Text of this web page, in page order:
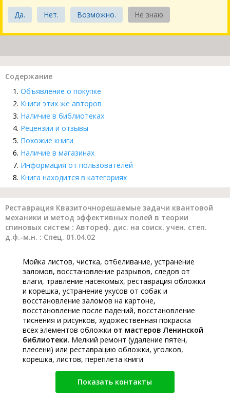
Да. Нет. Возможно. Не знаю
Содержание
Объявление о покупке
Книги этих же авторов
Наличие в библиотеках
Рецензии и отзывы
Похожие книги
Наличие в магазинах
Информация от пользователей
Книга находится в категориях
Реставрация Квазиточнорешаемые задачи квантовой
механики и метод эффективных полей в теории
спиновых систем : Автореф. дис. на соиск. учен. степ.
д.ф.-м.н. : Спец. 01.04.02
Мойка листов, чистка, отбеливание, устранение
заломов, восстановление разрывов, следов от
влаги, травление насекомых, реставрация обложки
и корешка, устранение укусов от собак и
восстановление заломов на картоне,
восстановление после падений, восстановление
тиснения и рисунков, художественная покраска
всех элементов обложки от мастеров Ленинской
библиотеки. Мелкий ремонт (удаление пятен,
плесени) или реставрацию обложки, уголков,
корешка, листов, переплета книги
Показать контакты